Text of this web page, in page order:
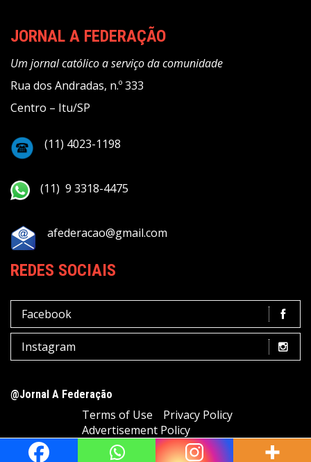
JORNAL A FEDERAÇÃO
Um jornal católico a serviço da comunidade
Rua dos Andradas, n.º 333
Centro – Itu/SP
(11) 4023-1198
(11) 9 3318-4475
afederacao@gmail.com
REDES SOCIAIS
Facebook
Instagram
@Jornal A Federação
Terms of Use
Privacy Policy
Advertisement Policy